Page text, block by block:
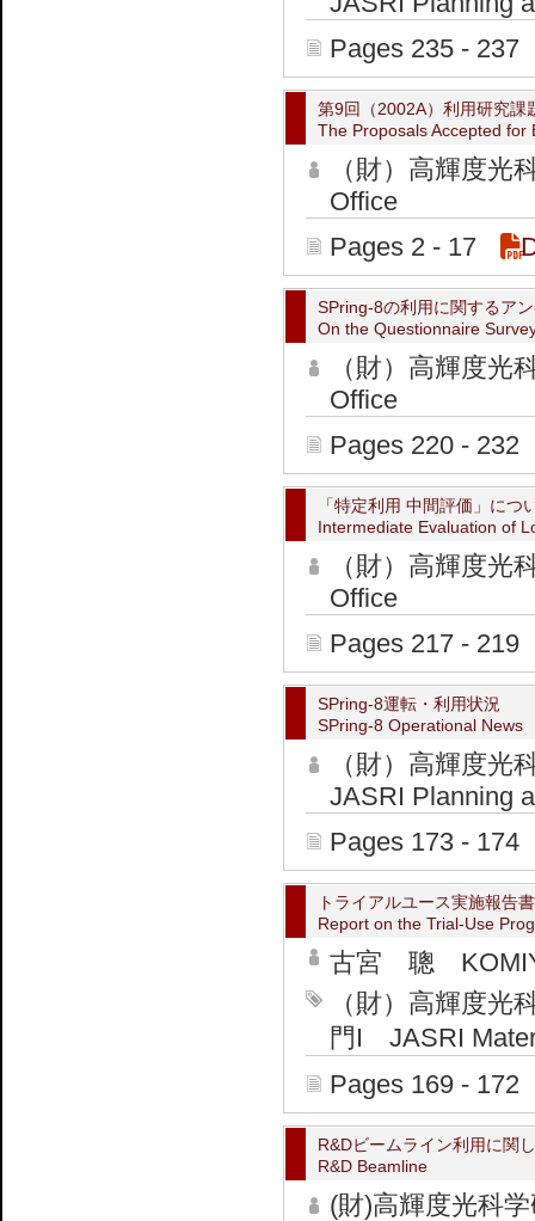
Pages 235 - 237
第9回（2002A）利用研究課
The Proposals Accepted for
（財）高輝度
Office
Pages 2 - 17
SPring-8の利用に関するア
On the Questionnaire
（財）高輝度
Office
Pages 220 - 232
「特定利用 中間評価」につ
Intermediate Evaluation of
（財）高輝度
Office
Pages 217 - 219
SPring-8運転・利用状況
SPring-8 Operational News
（財）高輝度
JASRI Planning
Pages 173 - 174
トライアルユース実施報告書
Report on the Trial-Use
古宮 聰
（財）高輝度
門I JASRI
Pages 169 - 172
R&Dビームライン利用に関
R&D Beamline
(財)高輝度光科